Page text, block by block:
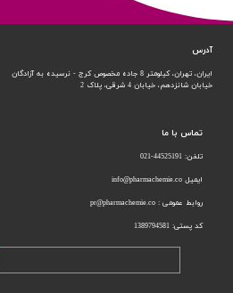
تماس با ما
تلفن: 44525191-021
ایمیل info@pharmachemie.co
روابط عمومی : pr@pharmachemie.co
کد پستی: 1389794581
آدرس
ایران، تهران، کیلومتر 8 جاده مخصوص کرج - نرسیده به آزادگان
خیابان شانزدهم، خیابان 4 شرقی، پلاک 2